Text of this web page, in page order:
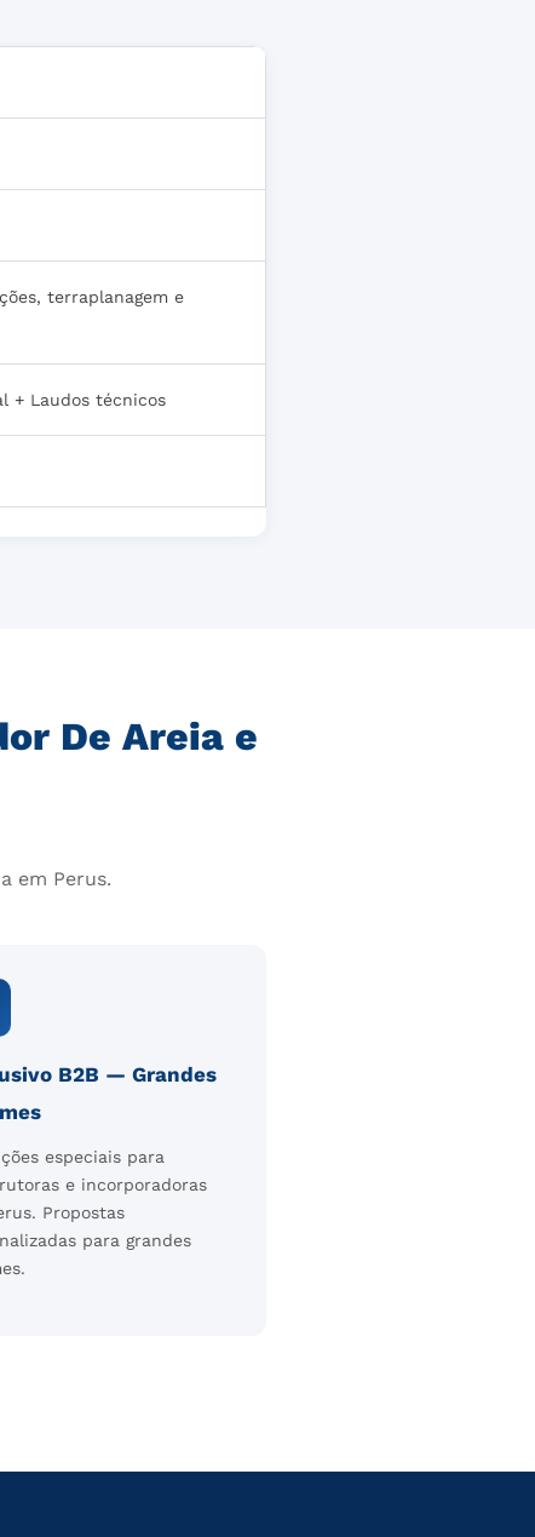
terraplanagem e
+ Laudos técnicos
De Areia e
em Perus.
B2B — Grandes
especiais para
e incorporadoras
Propostas
para grandes